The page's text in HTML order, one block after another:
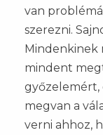
van
szerezni.
Mindenkinek
mindent
győzelemért,
megvan a
verni ahhoz,